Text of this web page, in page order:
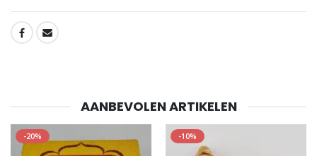
SHARE:
AANBEVOLEN ARTIKELEN
-20% -10%